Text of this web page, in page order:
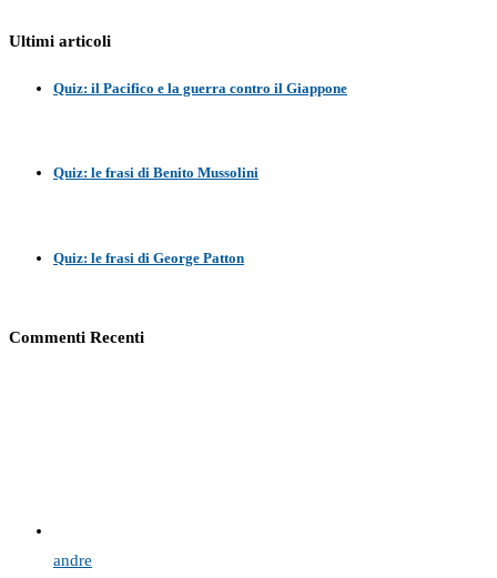
Ultimi articoli
Quiz: il Pacifico e la guerra contro il Giappone
Quiz: le frasi di Benito Mussolini
Quiz: le frasi di George Patton
Commenti Recenti
andre